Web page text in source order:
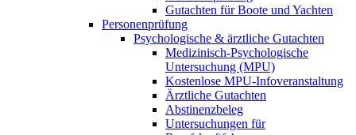
Gutachten für Boote und Yachten
Personenprüfung
Psychologische & ärztliche Gutachten
Medizinisch-Psychologische
Untersuchung (MPU)
Kostenlose MPU-Infoveranstaltung
Ärztliche Gutachten
Abstinenzbeleg
Untersuchungen für